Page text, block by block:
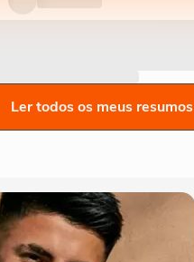
Ler todos os meus resumos